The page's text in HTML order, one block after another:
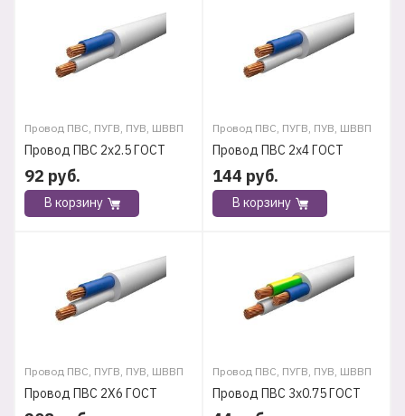
Провод ПВС, ПУГВ, ПУВ, ШВВП
Провод ПВС 2х2.5 ГОСТ
92 руб.
В корзину
Провод ПВС, ПУГВ, ПУВ, ШВВП
Провод ПВС 2х4 ГОСТ
144 руб.
В корзину
Провод ПВС, ПУГВ, ПУВ, ШВВП
Провод ПВС 2Х6 ГОСТ
Провод ПВС, ПУГВ, ПУВ, ШВВП
Провод ПВС 3х0.75 ГОСТ